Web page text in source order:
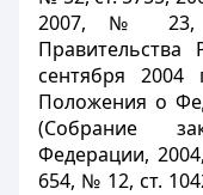
2007, № 23,
сентября
Положения о
(Собрание
Федерации,
654, № 12, ст.